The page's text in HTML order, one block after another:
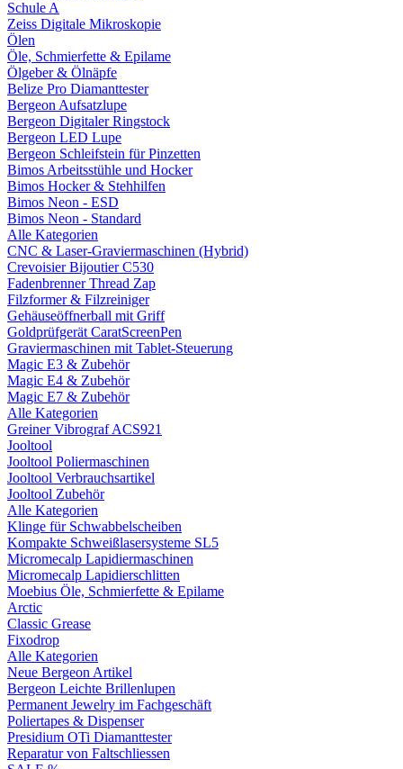
Schule A
Zeiss Digitale Mikroskopie
Ölen
Öle, Schmierfette & Epilame
Ölgeber & Ölnäpfe
Belize Pro Diamanttester
Bergeon Aufsatzlupe
Bergeon Digitaler Ringstock
Bergeon LED Lupe
Bergeon Schleifstein für Pinzetten
Bimos Arbeitsstühle und Hocker
Bimos Hocker & Stehhilfen
Bimos Neon - ESD
Bimos Neon - Standard
Alle Kategorien
CNC & Laser-Graviermaschinen (Hybrid)
Crevoisier Bijoutier C530
Fadenbrenner Thread Zap
Filzformer & Filzreiniger
Gehäuseöffnerball mit Griff
Goldprüfgerät CaratScreenPen
Graviermaschinen mit Tablet-Steuerung
Magic E3 & Zubehör
Magic E4 & Zubehör
Magic E7 & Zubehör
Alle Kategorien
Greiner Vibrograf ACS921
Jooltool
Jooltool Poliermaschinen
Jooltool Verbrauchsartikel
Jooltool Zubehör
Alle Kategorien
Klinge für Schwabbelscheiben
Kompakte Schweißlasersysteme SL5
Micromecalp Lapidiermaschinen
Micromecalp Lapidierschlitten
Moebius Öle, Schmierfette & Epilame
Arctic
Classic Grease
Fixodrop
Alle Kategorien
Neue Bergeon Artikel
Bergeon Leichte Brillenlupen
Permanent Jewelry im Fachgeschäft
Poliertapes & Dispenser
Presidium OTi Diamanttester
Reparatur von Faltschliessen